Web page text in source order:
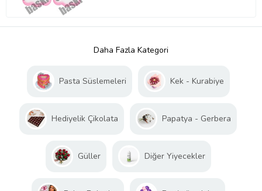
Daha Fazla Kategori
Pasta Süslemeleri Kek - Kurabiye
Hediyelik Çikolata Papatya - Gerbera
Güller Diğer Yiyecekler